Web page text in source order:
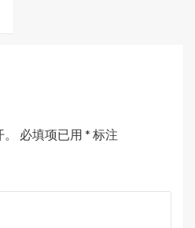
必填项已用 * 标注